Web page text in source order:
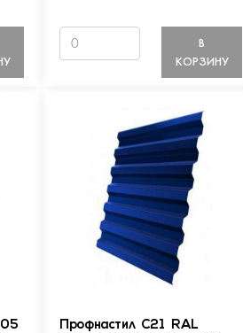
В
КОРЗИНУ
Профнастил С21 RAL